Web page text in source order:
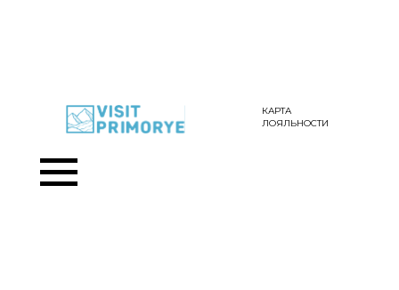
КАРТА
ЛОЯЛЬНОСТИ